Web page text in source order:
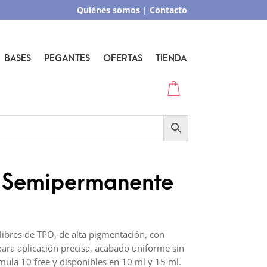
Quiénes somos| Contacto
BASES PEGANTES OFERTAS TIENDA
de TPO, de alta pigmentación, con
aplicación precisa, acabado uniforme sin
10 free y disponibles en 10 ml y 15 ml.